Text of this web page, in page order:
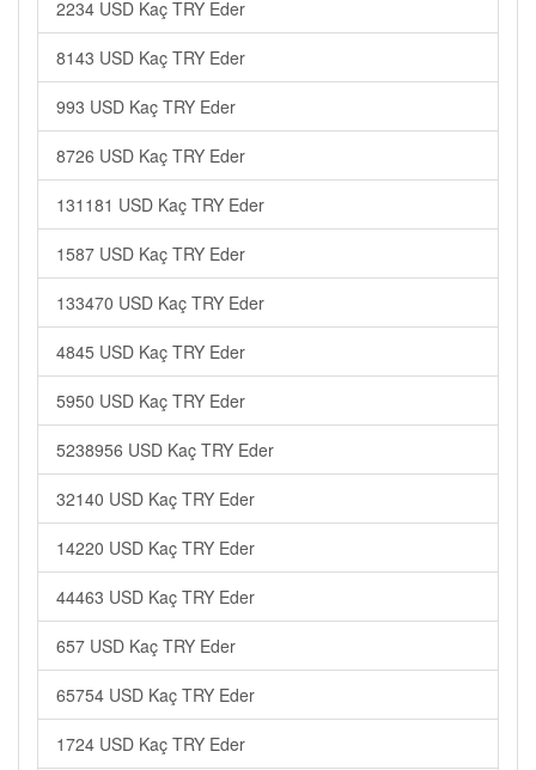
2234 USD Kaç TRY Eder
8143 USD Kaç TRY Eder
993 USD Kaç TRY Eder
8726 USD Kaç TRY Eder
131181 USD Kaç TRY Eder
1587 USD Kaç TRY Eder
133470 USD Kaç TRY Eder
4845 USD Kaç TRY Eder
5950 USD Kaç TRY Eder
5238956 USD Kaç TRY Eder
32140 USD Kaç TRY Eder
14220 USD Kaç TRY Eder
44463 USD Kaç TRY Eder
657 USD Kaç TRY Eder
65754 USD Kaç TRY Eder
1724 USD Kaç TRY Eder